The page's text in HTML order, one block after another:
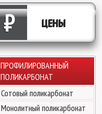
₽ ЦЕНЫ
ПРОФИЛИРОВАННЫЙ
ПОЛИКАРБОНАТ
Сотовый поликарбонат
Монолитный поликарбонат